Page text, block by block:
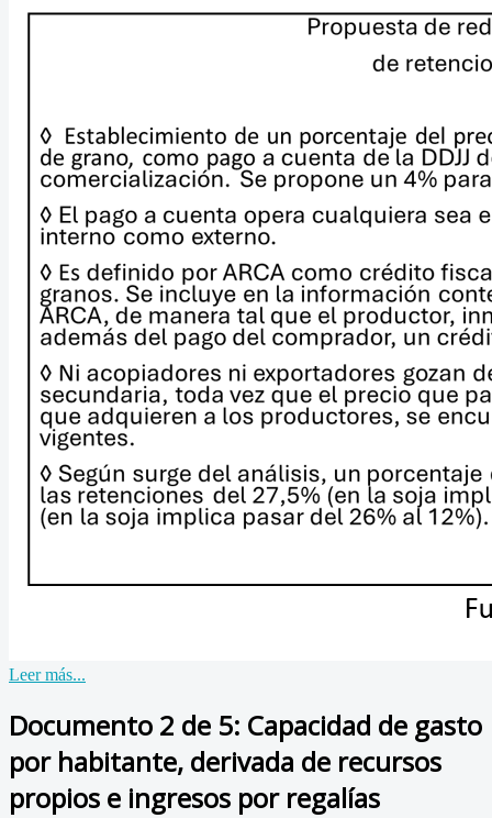
Leer más...
Documento 2 de 5: Capacidad de gasto
por habitante, derivada de recursos
propios e ingresos por regalías